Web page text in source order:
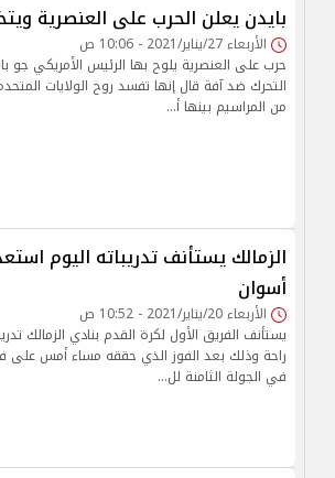
بايدن يعلن الحرب على العنصرية
الأربعاء 27/يناير/2021 - 10:06 ص
حرب على العنصرية يلوح بها الرئيس الأمريكي جو
التحرك ضد آفة قال إنها تفسد روح الولايات
من المراسيم بينها أ…
الزمالك يستأنف تدريباته اليوم
أسوان
الأربعاء 20/يناير/2021 - 10:52 ص
يستأنف الفريق الأول لكرة القدم بنادي الزمالك
راحة وذلك بعد الفوز الذي حققه مساء أمس على
في الجولة الثامنة لل…